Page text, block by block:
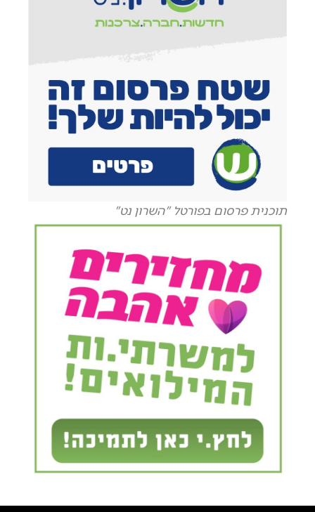
תוכנית פרסום בפורטל "השרון נט"